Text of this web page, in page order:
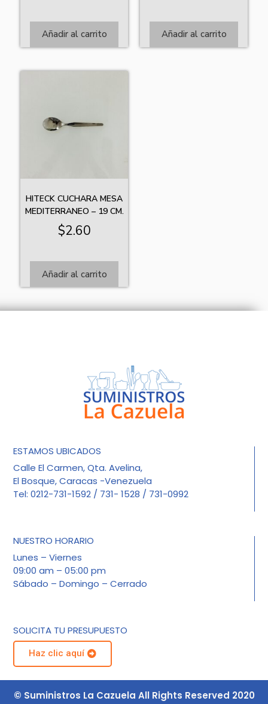
Añadir al carrito Añadir al carrito
HITECK CUCHARA MESA
MEDITERRANEO – 19 CM.
$2.60
Añadir al carrito
ESTAMOS UBICADOS
Calle El Carmen, Qta. Avelina,
El Bosque, Caracas -Venezuela
Tel: 0212-731-1592 / 731- 1528 / 731-0992
NUESTRO HORARIO
Lunes – Viernes
09:00 am – 05:00 pm
Sábado – Domingo – Cerrado
SOLICITA TU PRESUPUESTO
Haz clic aquí
© Suministros La Cazuela All Rights Reserved 2020